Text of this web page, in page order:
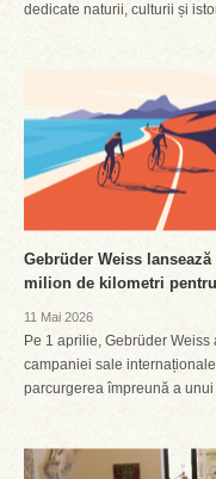
dedicate naturii, culturii și
Gebrüder Weiss
milion de kilometri
11 Mai 2026
Pe 1 aprilie, Gebrüder
campaniei sale
parcurgerea împreună a